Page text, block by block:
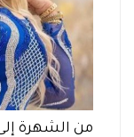
من الشهرة